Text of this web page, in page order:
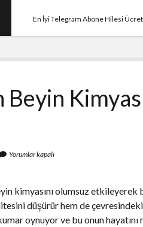
En İyi Telegram Abone Hilesi
Beyin
Yorumlar kapalı
kimyasını olumsuz etkileyerek
düşürür hem de
oynuyor ve bu onun